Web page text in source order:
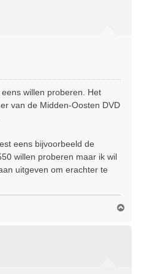
willen proberen. Het
van de Midden-Oosten DVD
eens bijvoorbeeld de
willen proberen maar ik wil
uitgeven om erachter te